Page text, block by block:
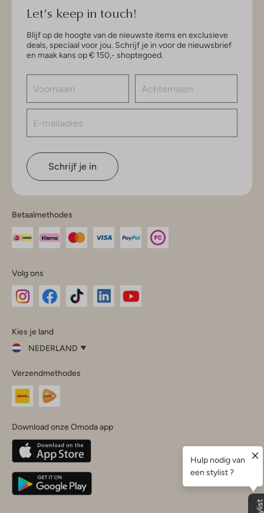
Let's keep in touch!
Blijf op de hoogte van de nieuwste items en exclusieve
deals, speciaal voor jou. Schrijf je in voor de nieuwsbrief
en maak kans op € 150,- shoptegoed.
Schrijf je in
Betaalmethodes
Volg ons
InstagramFacebook
Kies je land
NEDERLAND
je
land
Nederland
Belgique(Français)
Deutschland
Verzendmethodes
Download onze Omoda app